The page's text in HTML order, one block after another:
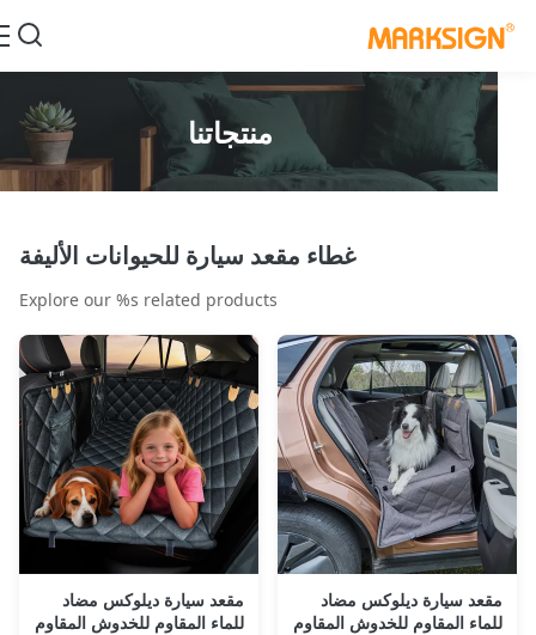
منتجاتنا
غطاء مقعد سيارة للحيوانات الأليفة
Explore our %s related products
سيارة ديلوكس مضاد
المقاوم للخدوش المقاوم
مقعد سيارة ديلوكس مضاد
للماء المقاوم للخدوش المقاوم